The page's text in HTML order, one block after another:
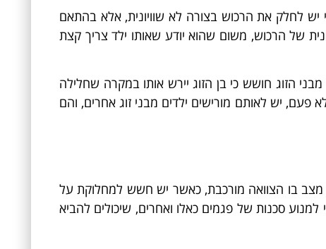
יש לחלק את הרכוש בצורה לא שוויונית, אלא בהתאם
של הרכוש, משום שהוא יודע שאותו ילד צריך קצת
הזוג חושש כי בן הזוג יירש אותו במקרה שחלילה
פעם, יש לאותם מורישים ילדים מבני זוג אחרים, והם
מצב בו הצוואה מורכבת, כאשר יש חשש למחלוקת על
סכנות של פגמים כאלו ואחרים, שיכולים להביא